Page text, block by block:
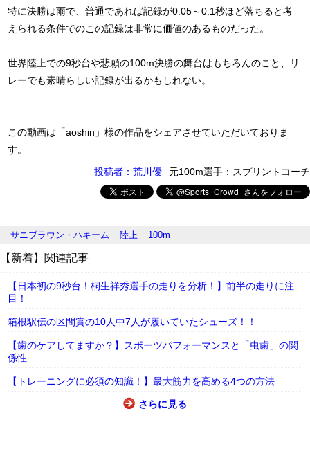
特に決勝は雨で、普通であれば記録が0.05～0.1秒ほど落ちると考
えられる条件でのこの記録は非常に価値のあるものだった。
世界陸上での9秒台や悲願の100m決勝の舞台はもちろんのこと、リ
レーでも素晴らしい記録が出るかもしれない。
この動画は「aoshin」様の作品をシェアさせていただいておりま
す。
投稿者：荒川優
元100m選手：スプリントコーチ
サニブラウン・ハキーム 陸上 100m
【新着】関連記事
【日本初の9秒台！桐生祥秀選手の走りを分析！】前半の走りに注
目！
箱根駅伝の区間賞の10人中7人が履いていたシューズ！！
【歯のケアしてますか？】スポーツパフォーマンスと「虫歯」の関
係性
【トレーニングに必須の知識！】最大筋力を高める4つの方法
さらに見る